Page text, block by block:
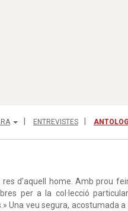
ENTREVISTES
d'aquell home. Amb prou
per a la col·lecció
Una veu segura, acostumada